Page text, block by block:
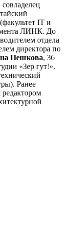
IT и
ЛИНК. До
отдела
директора по
Пешкова, 36
«Зер гут!».
Ранее